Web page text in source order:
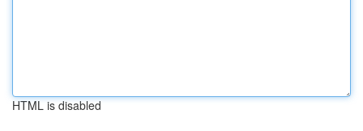
HTML is disabled